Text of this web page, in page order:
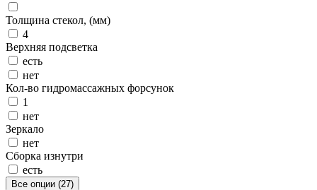
Толщина стекол, (мм)
4
Верхняя подсветка
есть
нет
Кол-во гидромассажных форсунок
1
нет
Зеркало
нет
Сборка изнутри
есть
Все опции (27)